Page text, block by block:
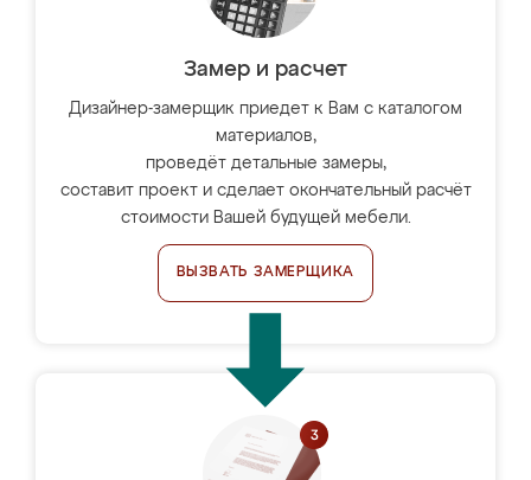
Замер и расчет
Дизайнер-замерщик приедет к Вам с каталогом
материалов,
проведёт детальные замеры,
составит проект и сделает окончательный расчёт
стоимости Вашей будущей мебели.
ВЫЗВАТЬ ЗАМЕРЩИКА